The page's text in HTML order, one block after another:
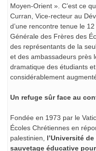
Moyen-Orient ». C’est ce
Curran, Vice-recteur au
d’une rencontre tenue le
Générale des Frères des
des représentants de la
et des ambassadeurs près
dramatique des étudiants
considérablement
Un refuge sûr face au
Fondée en 1973 par le
Écoles Chrétiennes en
palestinien, l’Université
sauvetage éducative